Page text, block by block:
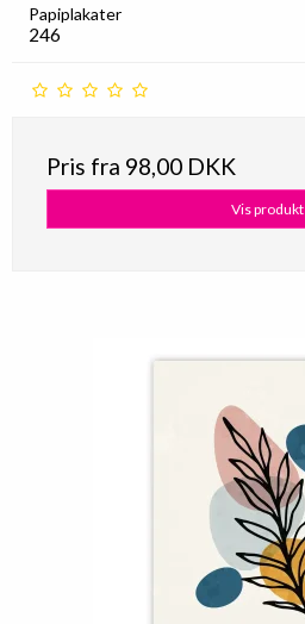
Papiplakater
246
Pris fra 98,00 DKK
Vis produkt